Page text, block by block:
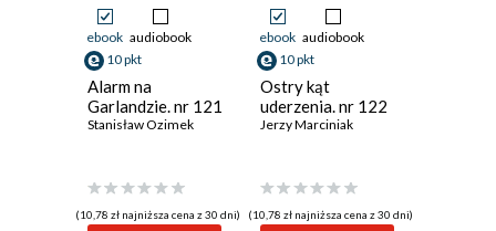
ebook audiobook
10 pkt
Alarm na
Garlandzie. nr 121
Stanisław Ozimek
(10,78 zł najniższa cena z 30 dni)
ebook audiobook
10 pkt
Ostry kąt
uderzenia. nr 122
Jerzy Marciniak
(10,78 zł najniższa cena z 30 dni)